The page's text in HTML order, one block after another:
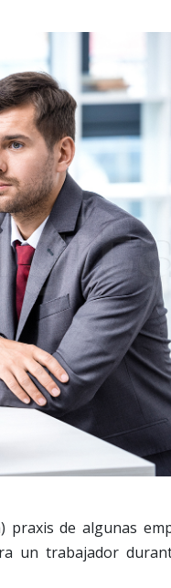
de algunas
un trabajador